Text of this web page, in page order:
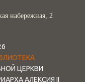
набережная, 2
ЦЕРКВИ
АЛЕКСИЯ II